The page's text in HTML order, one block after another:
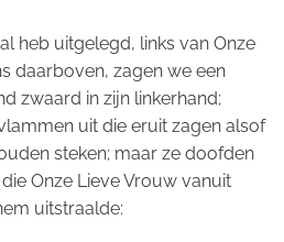
heb uitgelegd, links van Onze
daarboven, zagen we een
zwaard in zijn linkerhand;
uit die eruit zagen alsof
steken; maar ze doofden
Onze Lieve Vrouw vanuit
uitstraalde: